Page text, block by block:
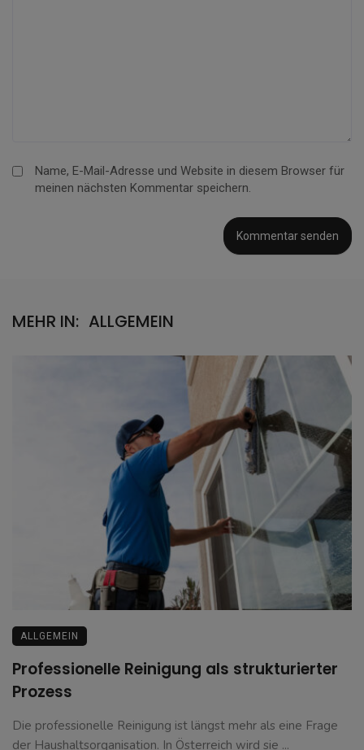
Name, E-Mail-Adresse und Website in diesem Browser für
meinen nächsten Kommentar speichern.
MEHR IN: ALLGEMEIN
ALLGEMEIN
Professionelle Reinigung als strukturierter
Prozess
Die professionelle Reinigung ist längst mehr als eine Frage
der Haushaltsorganisation. In Österreich wird sie ...